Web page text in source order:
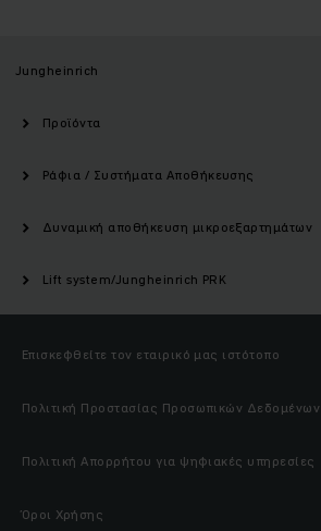
Jungheinrich
Προϊόντα
Ράφια / Συστήματα Αποθήκευσης
Δυναμική αποθήκευση μικροεξαρτημάτων
Lift system/Jungheinrich PRK
Επισκεφθείτε τον εταιρικό μας ιστότοπο
Πολιτική Προστασίας Προσωπικών Δεδομένων
Πολιτική Απορρήτου για ψηφιακές υπηρεσίες
Όροι Χρήσης